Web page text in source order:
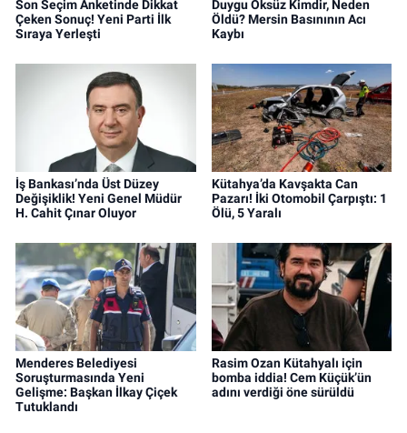
Son Seçim Anketinde Dikkat
Çeken Sonuç! Yeni Parti İlk
Sıraya Yerleşti
Duygu Öksüz Kimdir, Neden
Öldü? Mersin Basınının Acı
Kaybı
İş Bankası’nda Üst Düzey
Değişiklik! Yeni Genel Müdür
H. Cahit Çınar Oluyor
Kütahya’da Kavşakta Can
Pazarı! İki Otomobil Çarpıştı: 1
Ölü, 5 Yaralı
Menderes Belediyesi
Soruşturmasında Yeni
Gelişme: Başkan İlkay Çiçek
Tutuklandı
Rasim Ozan Kütahyalı için
bomba iddia! Cem Küçük’ün
adını verdiği öne sürüldü